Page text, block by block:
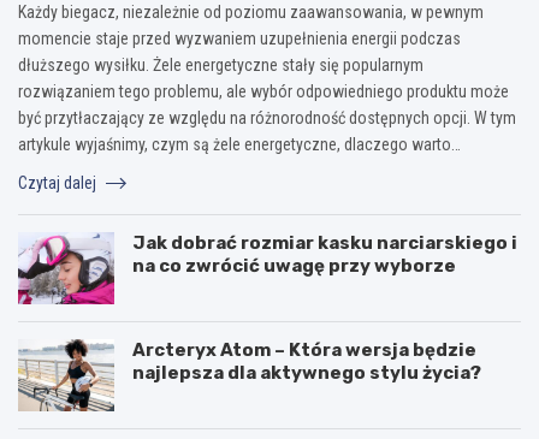
Każdy biegacz, niezależnie od poziomu zaawansowania, w pewnym
momencie staje przed wyzwaniem uzupełnienia energii podczas
dłuższego wysiłku. Żele energetyczne stały się popularnym
rozwiązaniem tego problemu, ale wybór odpowiedniego produktu może
być przytłaczający ze względu na różnorodność dostępnych opcji. W tym
artykule wyjaśnimy, czym są żele energetyczne, dlaczego warto…
Czytaj dalej
Jak dobrać rozmiar kasku narciarskiego i
na co zwrócić uwagę przy wyborze
Arcteryx Atom – Która wersja będzie
najlepsza dla aktywnego stylu życia?